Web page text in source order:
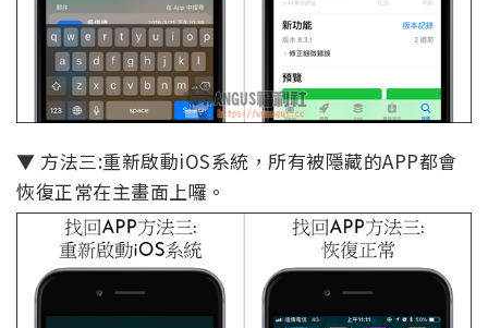
▼ 方法三:重新啟動iOS系統，所有被隱藏的APP都會
恢復正常在主畫面上囉。